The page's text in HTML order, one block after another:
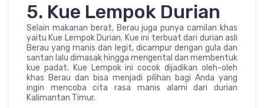
5. Kue Lempok Durian
Selain makanan berat, Berau juga punya camilan khas
yaitu Kue Lempok Durian. Kue ini terbuat dari durian asli
Berau yang manis dan legit, dicampur dengan gula dan
santan lalu dimasak hingga mengental dan membentuk
kue padat. Kue Lempok ini cocok dijadikan oleh-oleh
khas Berau dan bisa menjadi pilihan bagi Anda yang
ingin mencoba cita rasa manis alami dari durian
Kalimantan Timur.